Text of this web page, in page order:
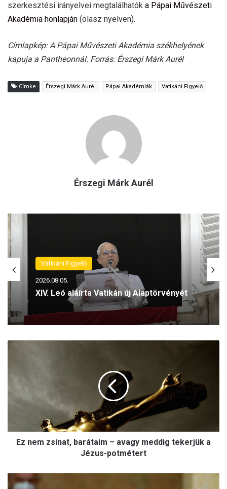
szerkesztési irányelvei megtalálhatók a Pápai Művészeti
Akadémia honlapján (olasz nyelven).
Címlapkép: A Pápai Művészeti Akadémia székhelyének
kapuja a Pantheonnál. Forrás: Érszegi Márk Aurél
Címke Érszegi Márk Aurél Pápai Akadémiák Vatikáni Figyelő
Érszegi Márk Aurél
Vatikáni Figyelő
2026.08.05.
XIV. Leó aláírta Vatikán új Alaptörvényét
n
b
Ez nem zsinat, barátaim – avagy meddig tekerjük a
Jézus-potmétert